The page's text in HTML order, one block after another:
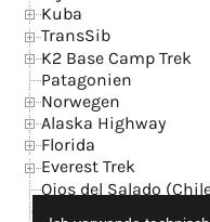
Kuba
TransSib
K2 Base Camp Trek
Patagonien
Norwegen
Alaska Highway
Florida
Everest Trek
Ojos del Salado